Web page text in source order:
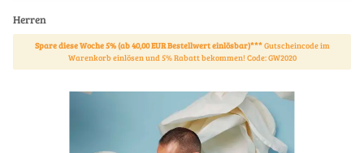
Herren
Spare diese Woche 5% (ab 40,00 EUR Bestellwert einlösbar)***Gutscheincode im
Warenkorb einlösen und 5% Rabatt bekommen! Code: GW2020